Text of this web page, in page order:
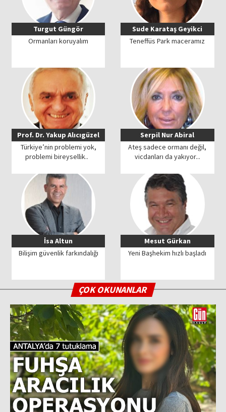
Turgut Güngör
Ormanları koruyalım
Sude Karataş Geyikci
Teneffüs Park maceramız
Prof. Dr. Yakup Alıcıgüzel
Türkiye’nin problemi yok,
problemi bireysellik..
Serpil Nur Abiral
Ateş sadece ormanı değil,
vicdanları da yakıyor...
İsa Altun
Bilişim güvenlik farkındalığı
Mesut Gürkan
Yeni Başhekim hızlı başladı
ÇOK OKUNANLAR